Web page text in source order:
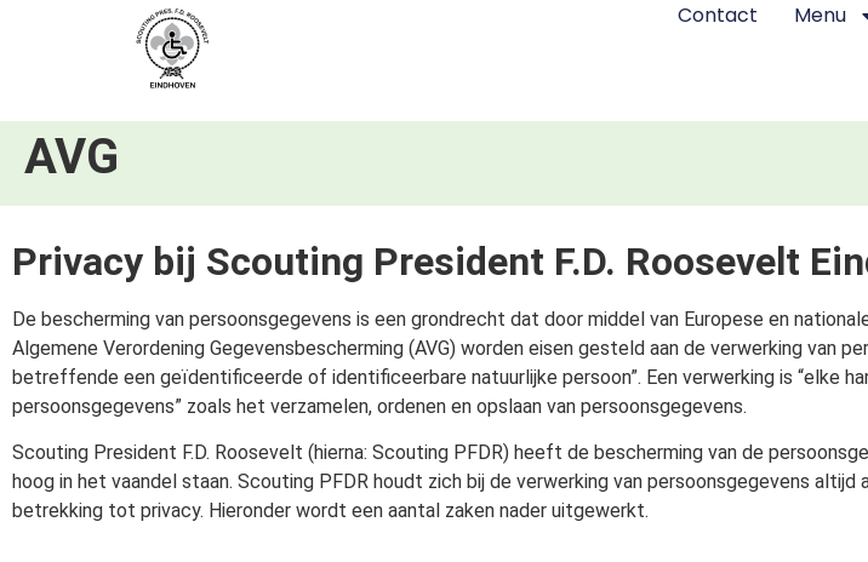
Contact Menu
AVG
Privacy bij Scouting President F.D. Roosevelt
De bescherming van persoonsgegevens is een grondrecht dat door middel van Europese en
Algemene Verordening Gegevensbescherming (AVG) worden eisen gesteld aan de verwerking van
betreffende een geïdentificeerde of identificeerbare natuurlijke persoon”. Een verwerking is “elke
persoonsgegevens” zoals het verzamelen, ordenen en opslaan van persoonsgegevens.
Scouting President F.D. Roosevelt (hierna: Scouting PFDR) heeft de bescherming van de
hoog in het vaandel staan. Scouting PFDR houdt zich bij de verwerking van persoonsgegevens
betrekking tot privacy. Hieronder wordt een aantal zaken nader uitgewerkt.